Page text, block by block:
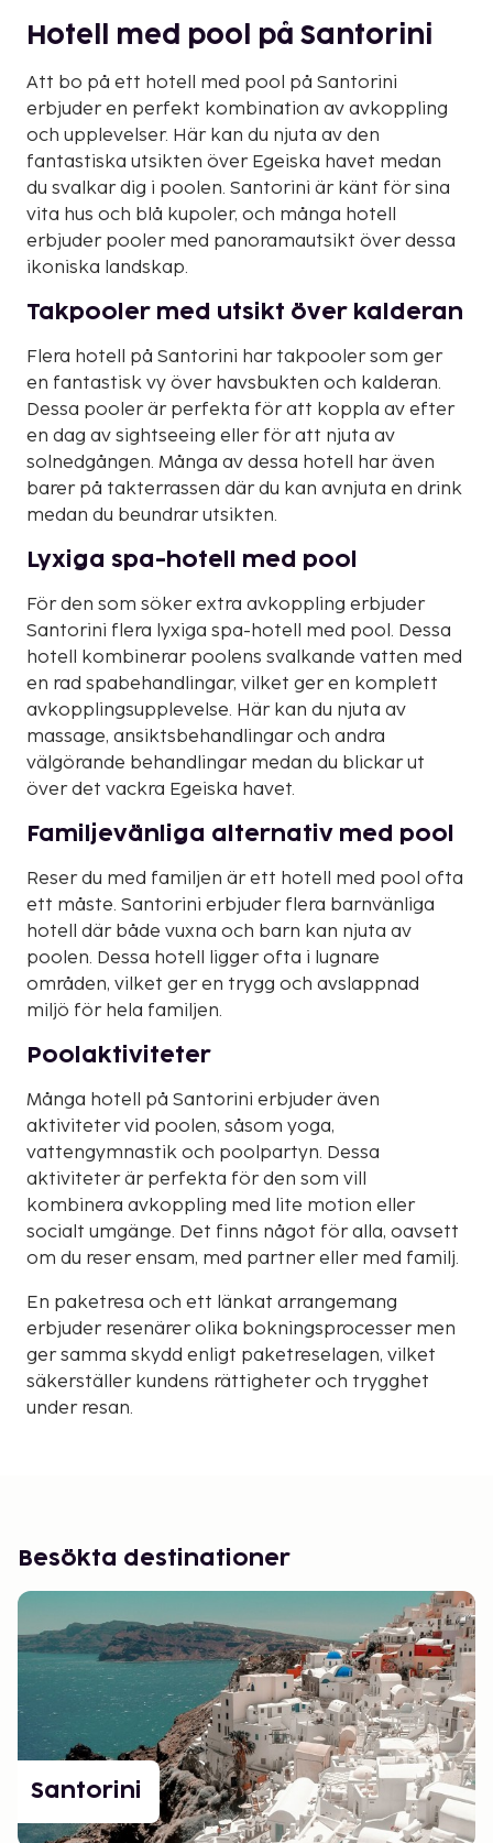
Hotell med pool på Santorini
Att bo på ett hotell med pool på Santorini
erbjuder en perfekt kombination av avkoppling
och upplevelser. Här kan du njuta av den
fantastiska utsikten över Egeiska havet medan
du svalkar dig i poolen. Santorini är känt för sina
vita hus och blå kupoler, och många hotell
erbjuder pooler med panoramautsikt över dessa
ikoniska landskap.
Takpooler med utsikt över kalderan
Flera hotell på Santorini har takpooler som ger
en fantastisk vy över havsbukten och kalderan.
Dessa pooler är perfekta för att koppla av efter
en dag av sightseeing eller för att njuta av
solnedgången. Många av dessa hotell har även
barer på takterrassen där du kan avnjuta en drink
medan du beundrar utsikten.
Lyxiga spa-hotell med pool
För den som söker extra avkoppling erbjuder
Santorini flera lyxiga spa-hotell med pool. Dessa
hotell kombinerar poolens svalkande vatten med
en rad spabehandlingar, vilket ger en komplett
avkopplingsupplevelse. Här kan du njuta av
massage, ansiktsbehandlingar och andra
välgörande behandlingar medan du blickar ut
över det vackra Egeiska havet.
Familjevänliga alternativ med pool
Reser du med familjen är ett hotell med pool ofta
ett måste. Santorini erbjuder flera barnvänliga
hotell där både vuxna och barn kan njuta av
poolen. Dessa hotell ligger ofta i lugnare
områden, vilket ger en trygg och avslappnad
miljö för hela familjen.
Poolaktiviteter
Många hotell på Santorini erbjuder även
aktiviteter vid poolen, såsom yoga,
vattengymnastik och poolpartyn. Dessa
aktiviteter är perfekta för den som vill
kombinera avkoppling med lite motion eller
socialt umgänge. Det finns något för alla, oavsett
om du reser ensam, med partner eller med familj.
En paketresa och ett länkat arrangemang
erbjuder resenärer olika bokningsprocesser men
ger samma skydd enligt paketreselagen, vilket
säkerställer kundens rättigheter och trygghet
under resan.
Besökta destinationer
Santorini